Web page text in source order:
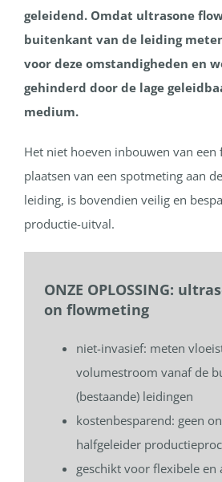
geleidend. Omdat ultrasone
buitenkant van de leiding
voor deze omstandigheden en
gehinderd door de lage
medium.
Het niet hoeven inbouwen van
plaatsen van een spotmeting aan
leiding, is bovendien veilig en
productie-uitval.
ONZE OPLOSSING:
on flowmeting
niet-invasief: meten
volumestroom vanaf de
(bestaande) leidingen
kostenbesparend: geen
halfgeleider
geschikt voor flexibele en